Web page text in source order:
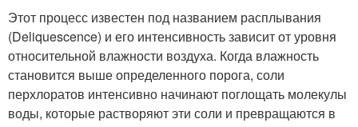
Этот процесс известен под названием расплывания
(Deliquescence) и его интенсивность зависит от уровня
относительной влажности воздуха. Когда влажность
становится выше определенного порога, соли
перхлоратов интенсивно начинают поглощать молекулы
воды, которые растворяют эти соли и превращаются в